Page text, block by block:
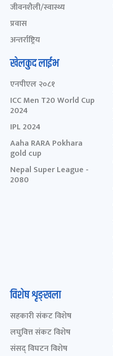
जीवनशैली/स्वास्थ्य
प्रवास
अन्तर्राष्ट्रिय
खेलकुद लाईभ
एनपीएल २०८१
ICC Men T20 World Cup
2024
IPL 2024
Aaha RARA Pokhara
gold cup
Nepal Super League -
2080
विशेष शृङ्खला
सहकारी संकट विशेष
लघुवित्त संकट विशेष
संसद् विघटन विशेष